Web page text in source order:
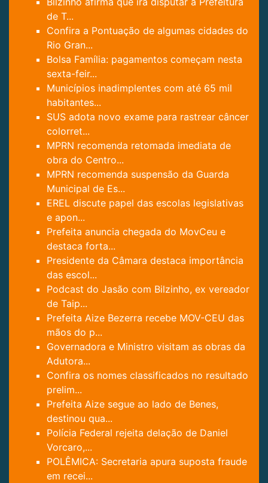
de T...
Confira a Pontuação de algumas cidades do
Rio Gran...
Bolsa Família: pagamentos começam nesta
sexta-feir...
Municípios inadimplentes com até 65 mil
habitantes...
SUS adota novo exame para rastrear câncer
colorret...
MPRN recomenda retomada imediata de
obra do Centro...
MPRN recomenda suspensão da Guarda
Municipal de Es...
EREL discute papel das escolas legislativas
e apon...
Prefeita anuncia chegada do MovCeu e
destaca forta...
Presidente da Câmara destaca importância
das escol...
Podcast do Jasão com Bilzinho, ex vereador
de Taip...
Prefeita Aize Bezerra recebe MOV-CEU das
mãos do p...
Governadora e Ministro visitam as obras da
Adutora...
Confira os nomes classificados no resultado
prelim...
Prefeita Aize segue ao lado de Benes,
destinou qua...
Polícia Federal rejeita delação de Daniel
Vorcaro,...
POLÊMICA: Secretaria apura suposta fraude
em recei...